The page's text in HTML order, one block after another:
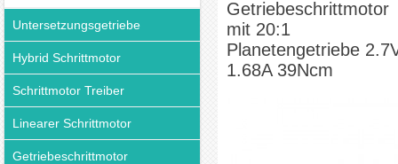
Untersetzungsgetriebe
Hybrid Schrittmotor
Schrittmotor Treiber
Linearer Schrittmotor
Getriebeschrittmotor
Getriebeschrittmotor
mit 20:1
Planetengetriebe
1.68A 39Ncm